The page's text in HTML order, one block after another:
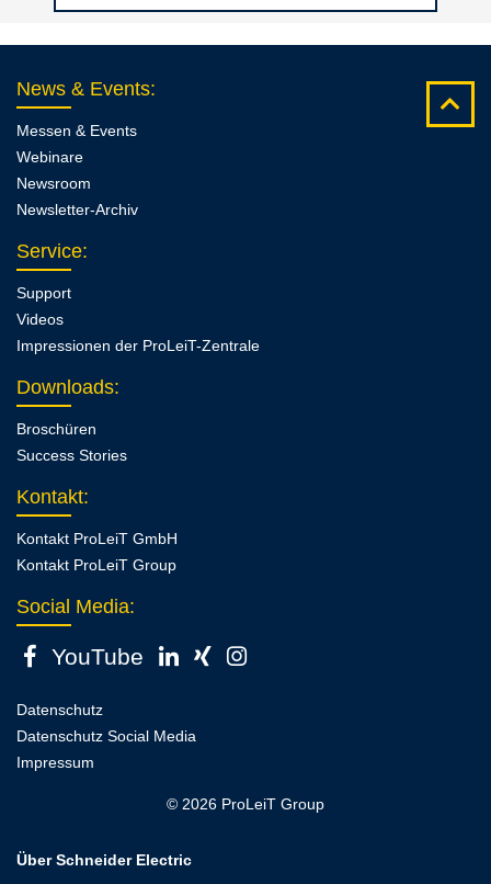
News & Events:
Messen & Events
Webinare
Newsroom
Newsletter-Archiv
Service:
Support
Videos
Impressionen der ProLeiT-Zentrale
Downloads:
Broschüren
Success Stories
Kontakt:
Kontakt ProLeiT GmbH
Kontakt ProLeiT Group
Social Media:
YouTube
Datenschutz
Datenschutz Social Media
Impressum
© 2026 ProLeiT Group
Über Schneider Electric